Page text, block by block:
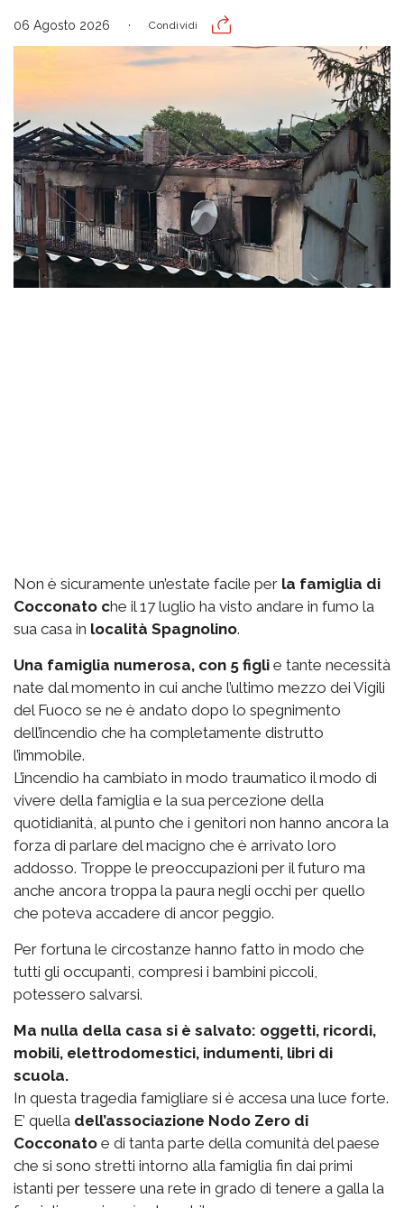
06 Agosto 2026 Condividi
Non è sicuramente un’estate facile per la famiglia di
Cocconato che il 17 luglio ha visto andare in fumo la
sua casa in località Spagnolino.
Una famiglia numerosa, con 5 figli e tante necessità
nate dal momento in cui anche l’ultimo mezzo dei Vigili
del Fuoco se ne è andato dopo lo spegnimento
dell’incendio che ha completamente distrutto
l’immobile.
L’incendio ha cambiato in modo traumatico il modo di
vivere della famiglia e la sua percezione della
quotidianità, al punto che i genitori non hanno ancora la
forza di parlare del macigno che è arrivato loro
addosso. Troppe le preoccupazioni per il futuro ma
anche ancora troppa la paura negli occhi per quello
che poteva accadere di ancor peggio.
Per fortuna le circostanze hanno fatto in modo che
tutti gli occupanti, compresi i bambini piccoli,
potessero salvarsi.
Ma nulla della casa si è salvato: oggetti, ricordi,
mobili, elettrodomestici, indumenti, libri di
scuola.
In questa tragedia famigliare si è accesa una luce forte.
E’ quella dell’associazione Nodo Zero di
Cocconato e di tanta parte della comunità del paese
che si sono stretti intorno alla famiglia fin dai primi
istanti per tessere una rete in grado di tenere a galla la